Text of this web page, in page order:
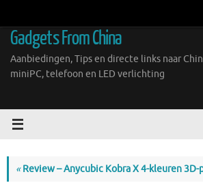
inhoud
Gadgets From China
Aanbiedingen, Tips en directe links naar
miniPC, telefoon en LED verlichting
«Review – Anycubic Kobra X 4-kleuren